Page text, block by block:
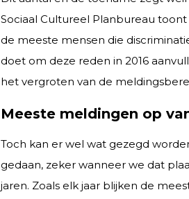
Sociaal Cultureel Planbureau
de meeste mensen die
doet om deze reden in 2016
het vergroten van de
Meeste meldingen op
Toch kan er wel wat gezegd
gedaan, zeker wanneer we dat
jaren. Zoals elk jaar blijken de